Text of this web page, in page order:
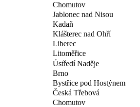
Chomutov
Jablonec nad Nisou
Kadaň
Klášterec nad Ohří
Liberec
Litoměřice
Ústředí Naděje
Brno
Bystřice pod Hostýnem
Česká Třebová
Chomutov